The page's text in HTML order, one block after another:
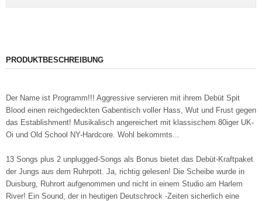
PRODUKTBESCHREIBUNG
Der Name ist Programm!!! Aggressive servieren mit ihrem Debüt Spit
Blood einen reichgedeckten Gabentisch voller Hass, Wut und Frust gegen
das Establishment! Musikalisch angereichert mit klassischem 80iger UK-
Oi und Old School NY-Hardcore. Wohl bekommts...
13 Songs plus 2 unplugged-Songs als Bonus bietet das Debüt-Kraftpaket
der Jungs aus dem Ruhrpott. Ja, richtig gelesen! Die Scheibe wurde in
Duisburg, Ruhrort aufgenommen und nicht in einem Studio am Harlem
River! Ein Sound, der in heutigen Deutschrock -Zeiten sicherlich eine